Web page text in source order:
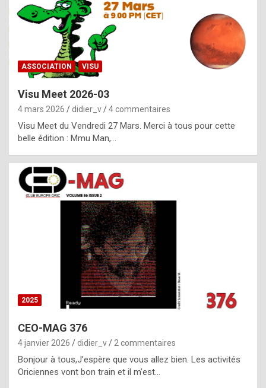
o
p
l
c
h
i
s
t
o
r
p
e
c
ASSOCIATION VISU
Visu Meet 2026-03
4 mars 2026 didier_v 4 commentaires
Visu Meet du Vendredi 27 Mars. Merci à tous pour cette
belle édition : Mmu Man,…
2025
CEO-MAG 376
4 janvier 2026 didier_v 2 commentaires
Bonjour à tous,J’espère que vous allez bien. Les activités
Oriciennes vont bon train et il m’est…